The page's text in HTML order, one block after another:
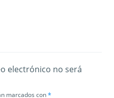
electrónico no será
marcados con*